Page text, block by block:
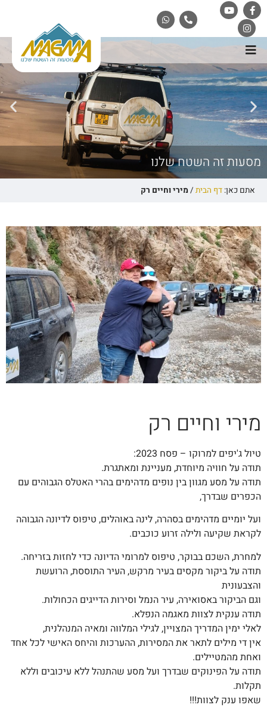
מסעות זה השטח שלנו
אתם כאן: דף הבית / מירי וחיים רק
מירי וחיים רק
טיול ג'יפים למרוקו – פסח 2023:
תודה על חוויה מיוחדת, מעניינת ומאתגרת.
תודה על מסע מגוון בין נופים מדהימים בהרי האטלס הגבוהים עם
הכפרים שבדרך,
ועל יומיים מדהימים בסהרה, לינה באוהלים, טיפוס לדיונה הגבוהה
לקראת שקיעה ולילה זרוע כוכבים.
למחרת, השכם בבוקר, טיפוס למרומי הדיונה כדי לחזות בזריחה.
תודה על ביקור מקסים בעיר מרקש, העיר התוססת, הרועשת
והצבעונית
וגם הביקור באסואירה, עיר הנמל וסירות הדייגים הכחולות.
תודה ענקית לצוות מאגמה הנפלא.
לאלי ימין המדריך המצויין, לגילי המלווה ומאיה המנהלנית,
אין די מילים לתאר את המסירות, ההערכות והיחס האישי לכל אחד
ואחת מהמטיילים.
תודה על הפינוקים שבדרך ועל מסע שהתנהל ללא עיכובים וללא
תקלות.
שאפו ענק לצוות!!!